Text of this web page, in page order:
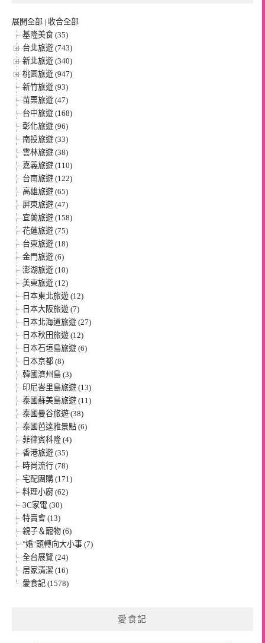
展開全部 | 收合全部
基隆美食 (35)
台北旅遊 (743)
新北旅遊 (340)
桃園旅遊 (947)
新竹旅遊 (93)
苗栗旅遊 (47)
台中旅遊 (168)
彰化旅遊 (96)
南投旅遊 (33)
雲林旅遊 (38)
嘉義旅遊 (110)
台南旅遊 (122)
高雄旅遊 (65)
屏東旅遊 (47)
宜蘭旅遊 (158)
花蓮旅遊 (75)
台東旅遊 (18)
金門旅遊 (6)
澎湖旅遊 (10)
美東旅遊 (12)
日本東北旅遊 (12)
日本大阪旅遊 (7)
日本北海道旅遊 (27)
日本秋田旅遊 (12)
日本石垣島旅遊 (6)
日本京都 (8)
韓國濟州島 (3)
印尼峇里島旅遊 (13)
泰國蘇美島旅遊 (11)
泰國曼谷旅遊 (38)
泰國芭達雅景點 (6)
菲律賓科隆 (4)
香港旅遊 (35)
時尚流行 (78)
宅配團購 (171)
料理小廚 (62)
3C家電 (30)
特賣會 (13)
親子＆寵物 (6)
"婚"頭轉向大小事 (7)
全台展覽 (24)
居家清潔 (16)
愛食記 (1578)
愛食記